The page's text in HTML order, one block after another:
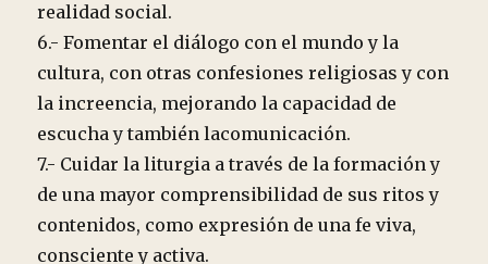
realidad social.
6.- Fomentar el diálogo con el mundo y la
cultura, con otras confesiones religiosas y con
la increencia, mejorando la capacidad de
escucha y también lacomunicación.
7.- Cuidar la liturgia a través de la formación y
de una mayor comprensibilidad de sus ritos y
contenidos, como expresión de una fe viva,
consciente y activa.